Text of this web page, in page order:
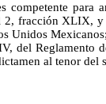
competente
2, fracción XLIX,
Unidos
del Reglamento
al tenor del